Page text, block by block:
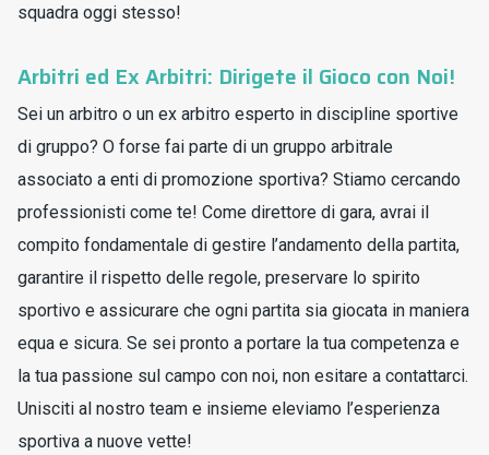
squadra oggi stesso!
Arbitri ed Ex Arbitri: Dirigete il Gioco con Noi!
Sei un arbitro o un ex arbitro esperto in discipline sportive
di gruppo? O forse fai parte di un gruppo arbitrale
associato a enti di promozione sportiva? Stiamo cercando
professionisti come te! Come direttore di gara, avrai il
compito fondamentale di gestire l’andamento della partita,
garantire il rispetto delle regole, preservare lo spirito
sportivo e assicurare che ogni partita sia giocata in maniera
equa e sicura. Se sei pronto a portare la tua competenza e
la tua passione sul campo con noi, non esitare a contattarci.
Unisciti al nostro team e insieme eleviamo l’esperienza
sportiva a nuove vette!